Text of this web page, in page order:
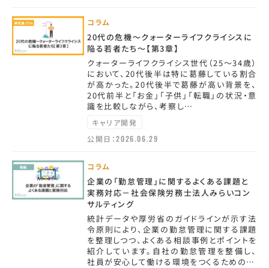
コラム
20代の危機～クォーターライフクライシスに
陥る若者たち～【第3章】
クォーターライフクライシス世代（25～34歳）
において、20代後半は特に葛藤している割合
が高かった。20代後半で葛藤が高い背景を、
20代前半と「お金」「子供」「転職」の状況・意
識を比較しながら、考察し…
キャリア開発
公開日：2026.06.29
コラム
企業の「勤怠管理」に関するよくある課題と
実務対応－社会保険労務士法人みらいコン
サルティング
統計データや厚労省のガイドラインが示す法
令原則により、企業の勤怠管理に関する課題
を整理しつつ、よくある相談事例とポイントを
紹介しています。自社の勤怠管理を整備し、
社員が安心して働ける環境をつくるための…